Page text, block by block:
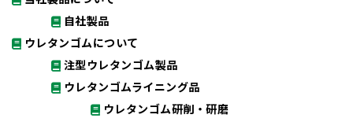
自社製品
ウレタンゴムについて
注型ウレタンゴム製品
ウレタンゴムライニング品
ウレタンゴム研削・研磨